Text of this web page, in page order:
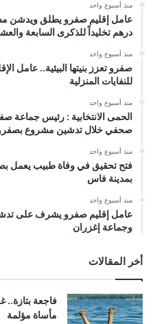
منذ أسبوع واحد
درهم تخليداً للذكرى السابعة
منذ أسبوع واحد
صفرو تعزز بنيتها البيئية.. عامل
للنفايات المنزلية
منذ أسبوع واحد
الحمى الانتخابية : رئيس جماعة
صحفي خلال تدشين مشروع
منذ أسبوع واحد
فتح تحقيق في وفاة طبيب يعمل
بمدينة فاس
منذ أسبوع واحد
عامل إقليم صفرو يشرف على
وجماعة إغزران
أخر المقالات
فاجعة
مأساة مؤلمة